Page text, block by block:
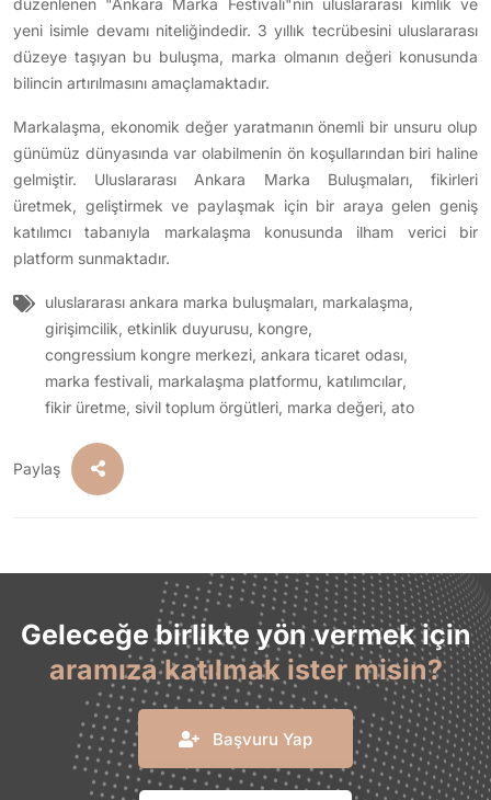
yeni isimle devamı niteliğindedir. 3 yıllık tecrübesini uluslararası
düzeye taşıyan bu buluşma, marka olmanın değeri konusunda
bilincin artırılmasını amaçlamaktadır.
Markalaşma, ekonomik değer yaratmanın önemli bir unsuru olup
günümüz dünyasında var olabilmenin ön koşullarından biri haline
gelmiştir. Uluslararası Ankara Marka Buluşmaları, fikirleri
üretmek, geliştirmek ve paylaşmak için bir araya gelen geniş
katılımcı tabanıyla markalaşma konusunda ilham verici bir
platform sunmaktadır.
uluslararası ankara marka buluşmaları, markalaşma,
girişimcilik, etkinlik duyurusu, kongre,
congressium kongre merkezi, ankara ticaret odası,
marka festivali, markalaşma platformu, katılımcılar,
fikir üretme, sivil toplum örgütleri, marka değeri, ato
Paylaş
Geleceğe birlikte yön vermek için
aramıza katılmak ister misin?
Başvuru Yap